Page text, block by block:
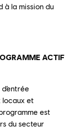
à la mission du
ACTIF
locaux et
est
du secteur